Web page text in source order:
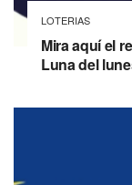
LOTERIAS
Mira aquí el
Luna del